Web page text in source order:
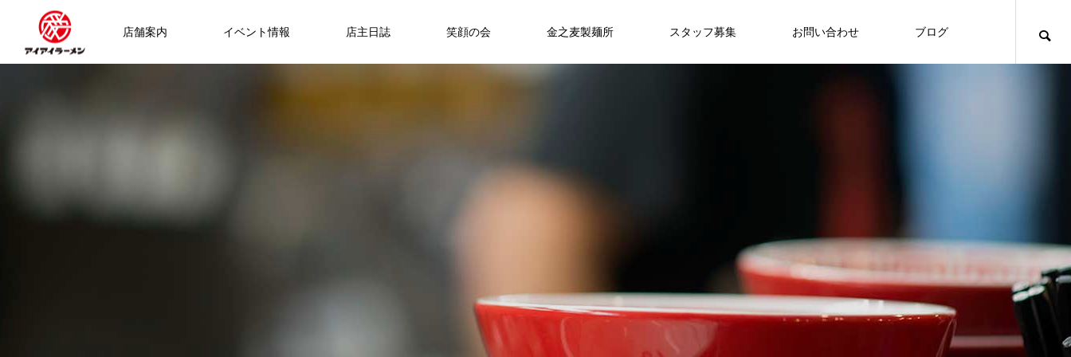
店舗案内 イベント情報 店主日誌 笑顔の会 金之麦製麺所 スタッフ募集 お問い合わせ ブログ